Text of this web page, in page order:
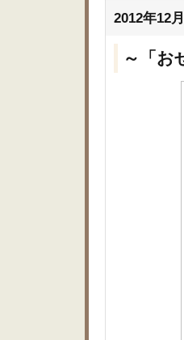
2012年12
～「お